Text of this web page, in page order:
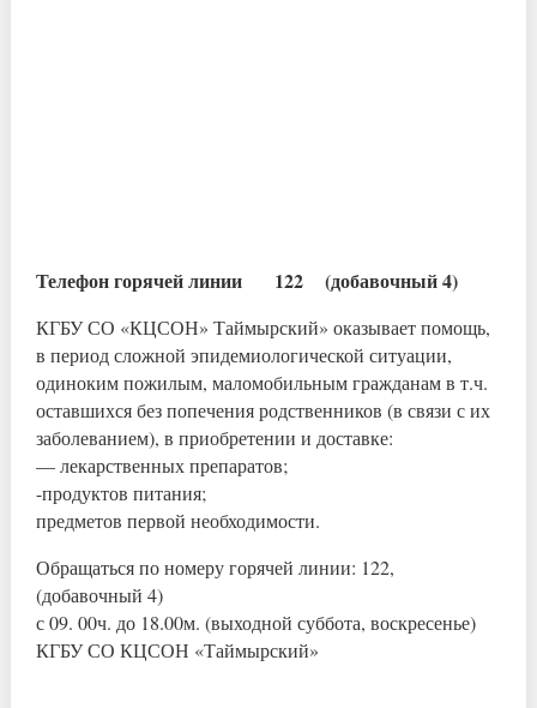
Телефон горячей линии 122 (добавочный 4)
КГБУ СО «КЦСОН» Таймырский» оказывает помощь,
в период сложной эпидемиологической ситуации,
одиноким пожилым, маломобильным гражданам в т.ч.
оставшихся без попечения родственников (в связи с их
заболеванием), в приобретении и доставке:
— лекарственных препаратов;
-продуктов питания;
предметов первой необходимости.
Обращаться по номеру горячей линии: 122,
(добавочный 4)
с 09. 00ч. до 18.00м. (выходной суббота, воскресенье)
КГБУ СО КЦСОН «Таймырский»